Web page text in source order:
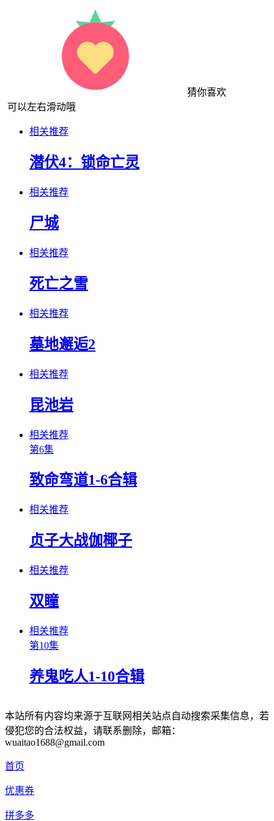
猜你喜欢
可以左右滑动哦
相关推荐
潜伏4：锁命亡灵
相关推荐
尸城
相关推荐
死亡之雪
相关推荐
墓地邂逅2
相关推荐
昆池岩
相关推荐
第6集
致命弯道1-6合辑
相关推荐
贞子大战伽椰子
相关推荐
双瞳
相关推荐
第10集
养鬼吃人1-10合辑
本站所有内容均来源于互联网相关站点自动搜索采集信息，若
侵犯您的合法权益，请联系删除，邮箱：
wuaitao1688@gmail.com
首页
优惠券
拼多多